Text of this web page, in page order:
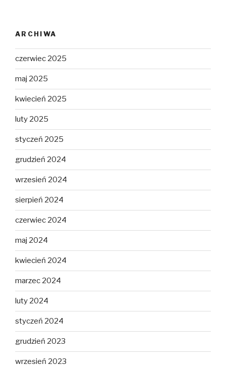
ARCHIWA
czerwiec 2025
maj 2025
kwiecień 2025
luty 2025
styczeń 2025
grudzień 2024
wrzesień 2024
sierpień 2024
czerwiec 2024
maj 2024
kwiecień 2024
marzec 2024
luty 2024
styczeń 2024
grudzień 2023
wrzesień 2023